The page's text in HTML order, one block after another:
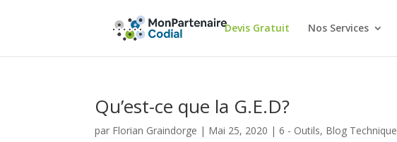
Devis Gratuit Nos Services
Qu’est-ce que la G.E.D?
par Florian Graindorge | Mai 25, 2020 |6 - Outils, Blog Technique